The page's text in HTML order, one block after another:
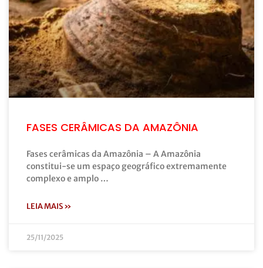
FASES CERÂMICAS DA AMAZÔNIA
Fases cerâmicas da Amazônia – A Amazônia
constitui-se um espaço geográfico extremamente
complexo e amplo …
LEIA MAIS »
25/11/2025